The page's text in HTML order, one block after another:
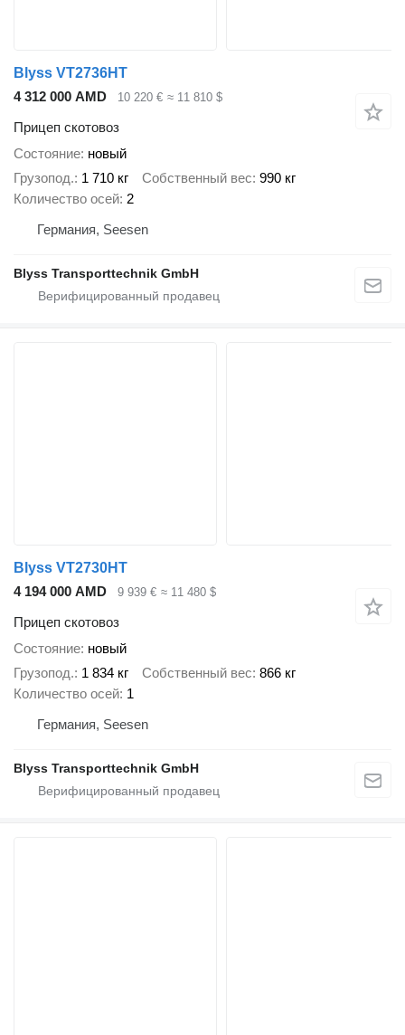
Blyss VT2736HT
4 312 000 AMD
10 220 € ≈ 11 810 $
Прицеп скотовоз
Состояние новый
Грузопод. 1 710 кг Собственный вес 990 кг
Количество осей 2
Германия, Seesen
Blyss Transporttechnik GmbH
Blyss VT2730HT
4 194 000 AMD
9 939 € ≈ 11 480 $
Прицеп скотовоз
Состояние новый
Грузопод. 1 834 кг Собственный вес 866 кг
Количество осей 1
Германия, Seesen
Blyss Transporttechnik GmbH